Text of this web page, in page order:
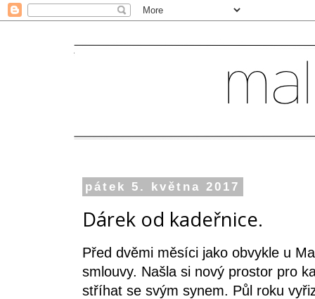
pátek 5. května 2017
Dárek od kadeřnice.
Před dvěmi měsíci jako obvykle u
smlouvy. Našla si nový prostor pro
stříhat se svým synem. Půl roku